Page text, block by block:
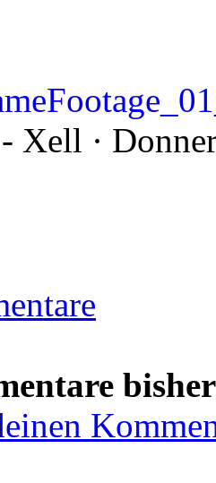
Xell ·
bisher